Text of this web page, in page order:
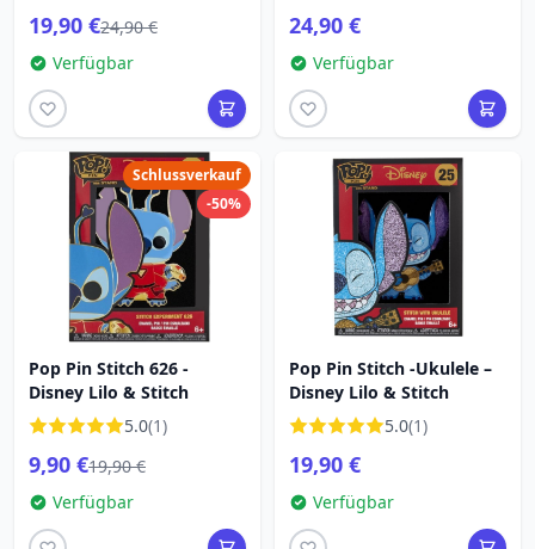
19,90 €24,90 €
Verfügbar
24,90 €
Verfügbar
Schlussverkauf
-50%
Pop Pin Stitch 626 -
Disney Lilo & Stitch
5.0(1)
9,90 €19,90 €
Verfügbar
Pop Pin Stitch -Ukulele –
Disney Lilo & Stitch
5.0(1)
19,90 €
Verfügbar